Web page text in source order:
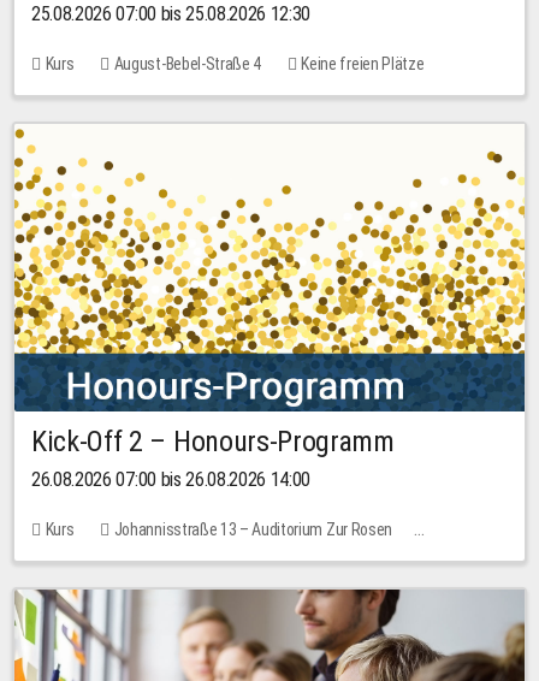
25.08.2026 07:00 bis 25.08.2026 12:30
Kurs August-Bebel-Straße 4 Keine freien Plätze
Kick-Off 2 – Honours-Programm
26.08.2026 07:00 bis 26.08.2026 14:00
Kurs
Johannisstraße 13 – Auditorium Zur Rosen
Keine freien Plätze